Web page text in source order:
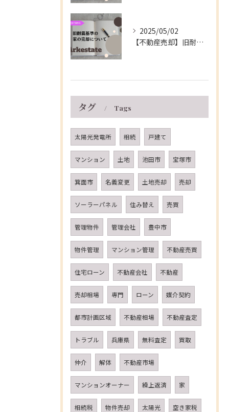
2025/05/02
【不動産売却】旧耐震基準の家の売却について～伊丹市の不動産会社～
タグ Tags
太陽光発電所 相続 戸建て
マンション 土地 池田市 宝塚市
箕面市 名義変更 土地売却 売却
ソーラーパネル 住み替え 売買
管理物件 管理会社 豊中市
物件管理 マンション管理 不動産売買
住宅ローン 不動産会社 不動産
売却相場 専門 ローン 媒介契約
都市計画区域 不動産相場 不動産査定
トラブル 兵庫県 無料査定 買取
仲介 解体 不動産市場
マンションオーナー 繰上返済 家
相続税 物件売却 太陽光 空き家税